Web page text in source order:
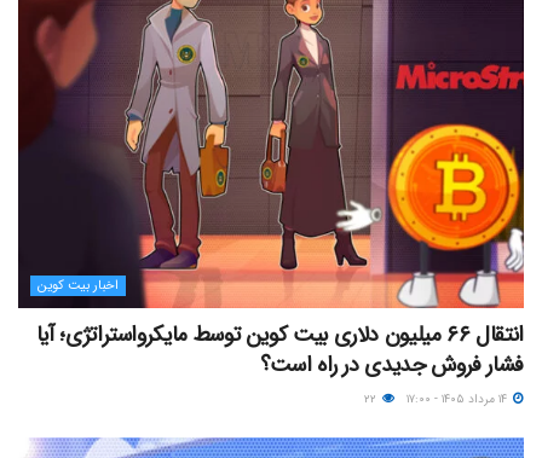
اخبار بیت کوین
انتقال ۶۶ میلیون دلاری بیت کوین توسط مایکرواستراتژی؛ آیا
فشار فروش جدیدی در راه است؟